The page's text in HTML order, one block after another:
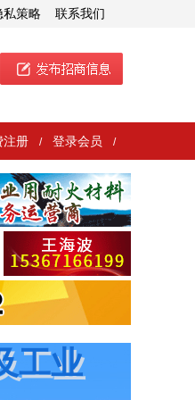
私策略 联系我们
注册 / 登录会员 /
工业